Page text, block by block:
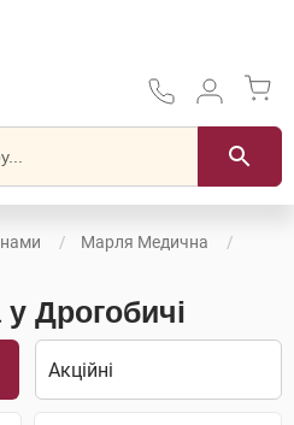
Марля Медична
Дрогобичі